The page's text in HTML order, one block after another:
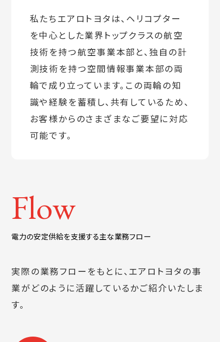
私たちエアロトヨタは、ヘリコプター
を中心とした業界トップクラスの航空
技術を持つ航空事業本部と、独自の計
測技術を持つ空間情報事業本部の両
輪で成り立っています。この両輪の知
識や経験を蓄積し、共有しているため、
お客様からのさまざまなご要望に対応
可能です。
Flow
電力の安定供給を支援する主な業務フロー
実際の業務フローをもとに、エアロトヨタの事
業がどのように活躍しているかご紹介いたしま
す。